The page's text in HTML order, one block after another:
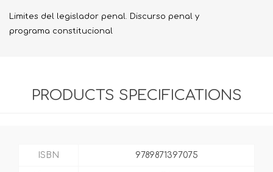
Limites del legislador penal. Discurso penal y
programa constitucional
PRODUCTS SPECIFICATIONS
ISBN 9789871397075